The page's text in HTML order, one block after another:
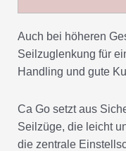
Auch bei höheren
Seilzuglenkung für
Handling und gute
Ca Go setzt aus
Seilzüge, die leicht
die zentrale